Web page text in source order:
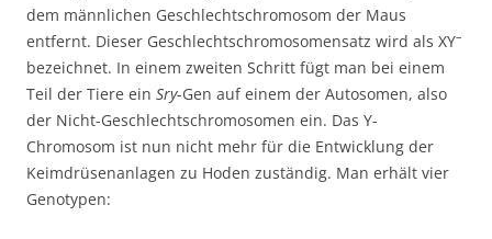
dem männlichen Geschlechtschromosom der Maus
entfernt. Dieser Geschlechtschromosomensatz wird als XY–
bezeichnet. In einem zweiten Schritt fügt man bei einem
Teil der Tiere ein Sry-Gen auf einem der Autosomen, also
der Nicht-Geschlechtschromosomen ein. Das Y-
Chromosom ist nun nicht mehr für die Entwicklung der
Keimdrüsenanlagen zu Hoden zuständig. Man erhält vier
Genotypen: